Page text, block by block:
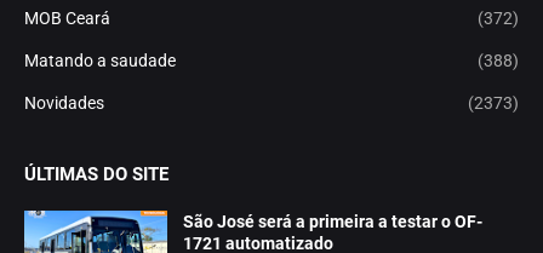
MOB Ceará (372)
Matando a saudade (388)
Novidades (2373)
ÚLTIMAS DO SITE
São José será a primeira a testar o OF-
1721 automatizado